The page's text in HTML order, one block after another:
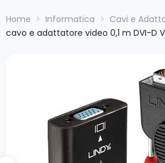
Home Informatica Cavi e
cavo e adattatore video 0,1 m DVI-D